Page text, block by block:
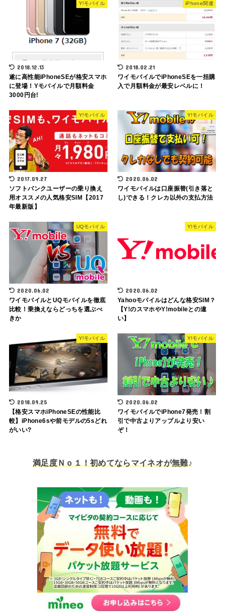
Y!モバイル
2018.12.13
遂に高性能iPhoneSEが格安スマホ
に登場！Yモバイルで月額料金
3000円台!
iPhone関連
2018.02.21
ワイモバイルでiPhoneSEを一括購
入で月額料金が最安レベルに！
Y!モバイル
2017.09.27
ソフトバンクユーザーの乗り換え
用オススメの人気格安SIM【2017
年最新版】
Y!モバイル
2020.06.02
ワイモバイルは口座振替(引き落と
し)できる！クレカ以外の支払方法
UQモバイル
2020.06.02
ワイモバイルとUQモバイルを徹底
比較！乗換えならどっちを選ぶべ
きか
Y!モバイル
2020.06.02
Yahooモバイルはどんな格安SIM？
【Y!のスマホやY!mobileとの違
い】
Y!モバイル
2018.09.25
【格安スマホiPhoneSEの性能比
較】iPhone6sや前モデルの5sどれ
がいい?
Y!モバイル
2020.06.02
ワイモバイルでiPhone7発売！割
引で中古よりアップルより安い
ぞ！
満足度Ｎｏ１！初めてならマイネオが無難♪